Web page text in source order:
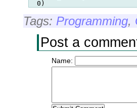
Tags: Programming,
Post a
Name: